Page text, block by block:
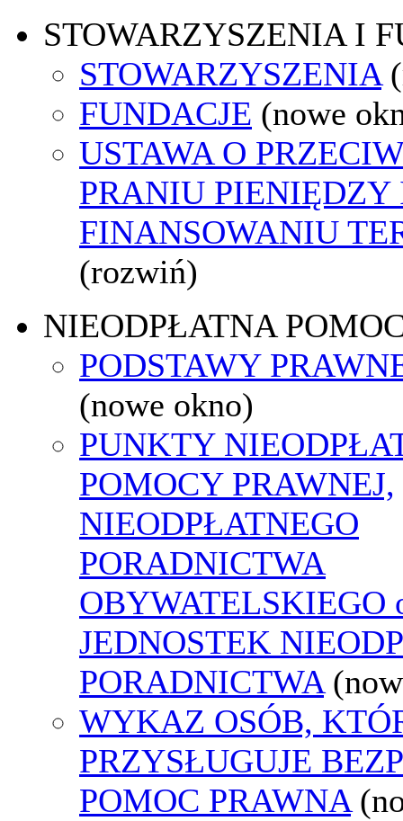
STOWARZYSZENIA I
STOWARZYSZENIA
FUNDACJE (nowe
USTAWA O
PRANIU PIENIĘDZY
FINANSOWANIU
(rozwiń)
NIEODPŁATNA
PODSTAWY
(nowe okno)
PUNKTY
POMOCY PRAWNEJ,
NIEODPŁATNEGO
PORADNICTWA
OBYWATELSKIEGO
JEDNOSTEK
PORADNICTWA
WYKAZ OSÓB,
PRZYSŁUGUJE
POMOC PRAWNA